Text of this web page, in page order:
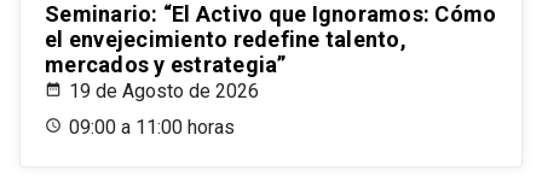
Seminario: “El Activo que Ignoramos: Cómo
el envejecimiento redefine talento,
mercados y estrategia”
19 de Agosto de 2026
09:00 a 11:00 horas